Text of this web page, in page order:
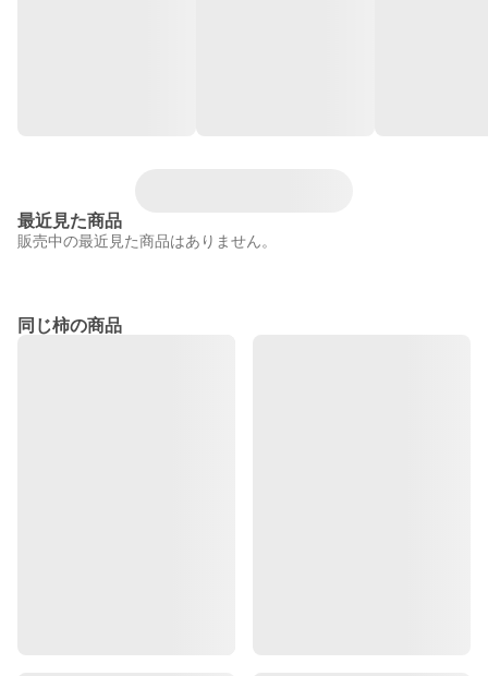
最近見た商品
販売中の最近見た商品はありません。
同じ柿の商品